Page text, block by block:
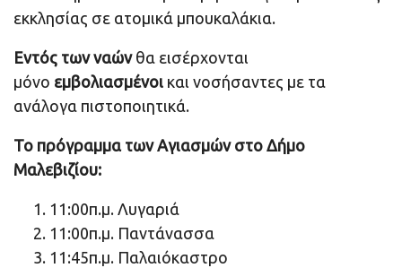
εκκλησίας σε ατομικά μπουκαλάκια.
Εντός των ναώνθα εισέρχονται
μόνο εμβολιασμένοι και νοσήσαντες με τα
ανάλογα πιστοποιητικά.
Το πρόγραμμα των Αγιασμών στο Δήμο
Μαλεβιζίου:
11:00π.μ. Λυγαριά
11:00π.μ. Παντάνασσα
11:45π.μ. Παλαιόκαστρο